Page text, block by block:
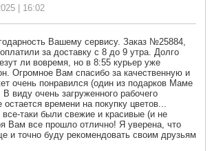
| 16:02
Вашему сервису. Заказ №25884,
за доставку с 8 до 9 утра. Долго
ли вовремя, но в 8:55 курьер уже
Огромное Вам спасибо за качественную и
очень понравился (один из подарков Маме
виду очень загруженного рабочего
времени на покупку цветов...
таки были свежие и красивые (и не
Вам все прошло отлично! Я уверена, что
и точно буду рекомендовать своим друзьям